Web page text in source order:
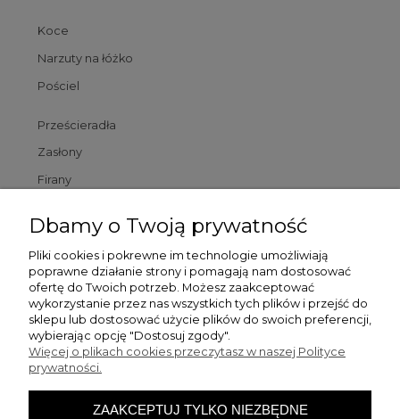
Koce
Narzuty na łóżko
Pościel
Prześcieradła
Zasłony
Firany
Poszewki
Dywaniki łazienkowe
Pomoc
Moje konto
Dbamy o Twoją prywatność
Pliki cookies i pokrewne im technologie umożliwiają
poprawne działanie strony i pomagają nam dostosować
ofertę do Twoich potrzeb. Możesz zaakceptować
wykorzystanie przez nas wszystkich tych plików i przejść do
sklepu lub dostosować użycie plików do swoich preferencji,
wybierając opcję "Dostosuj zgody".
Więcej o plikach cookies przeczytasz w naszej Polityce
prywatności.
ZAAKCEPTUJ TYLKO NIEZBĘDNE